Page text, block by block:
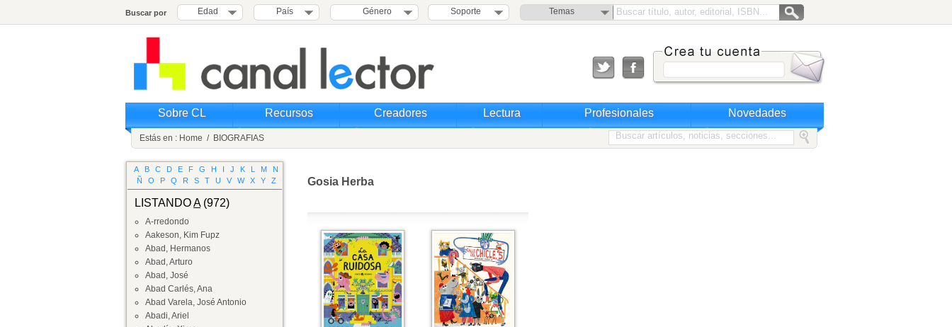
Buscar por Edad País Género Soporte Temas
Sobre CL Recursos Creadores Lectura Profesionales Novedades
Estás en : Home / BIOGRAFIAS
A B C D E F G H I J K L M
N
Ñ
O P Q R S T U V W X Y Z
LISTANDOA(972)
A-rredondo
Aakeson, Kim Fupz
Abad, Hermanos
Abad, Arturo
Abad, José
Abad Carlés, Ana
Abad Varela, José Antonio
Abadi, Ariel
Gosia Herba